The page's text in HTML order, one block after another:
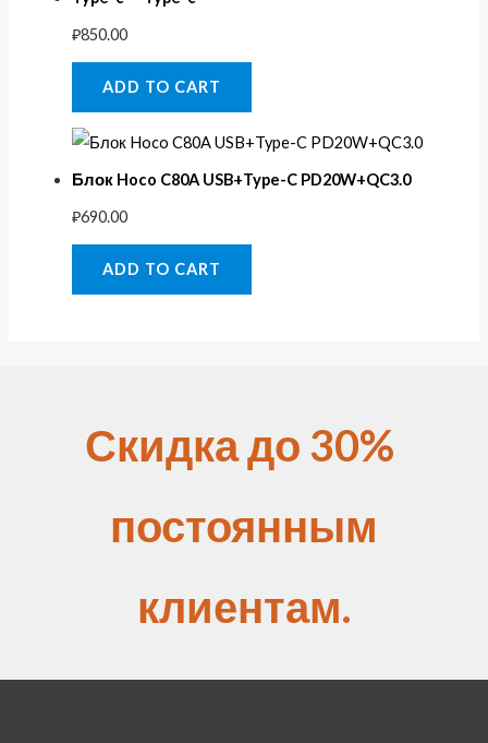
₽850.00
ADD TO CART
Блок Hoco C80A USB+Type-C PD20W+QC3.0
₽690.00
ADD TO CART
Скидка до 30%
постоянным
клиентам.